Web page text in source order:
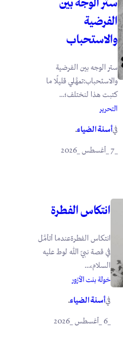
الفرضية
والاستحباب
ستر الوجه بين الفرضية
والاستحباب:تمهَّلي قليلًا ما
كتبت هذا لنختلف؛...
التحرير
فيأسنة الضياء.
انتكاس الفطرة
انتكاس الفطرةعندما أتأمَّل
في قصة نبيّ الله لوط عليه
السلام،...
خولة بنت الأزور
فيأسنة الضياء.